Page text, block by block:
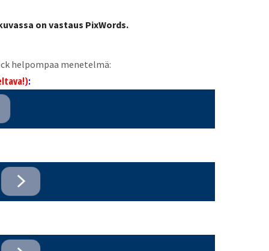
on vastaus PixWords.
helpompaa menetelmä:
: